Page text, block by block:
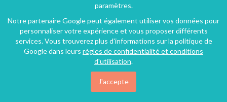
paramètres.
Notre partenaire Google peut également utiliser vos données pour
personnaliser votre expérience et vous proposer différents
services. Vous trouverez plus d'informations sur la politique de
Google dans leurs règles de confidentialité et conditions
d'utilisation.
J'accepte